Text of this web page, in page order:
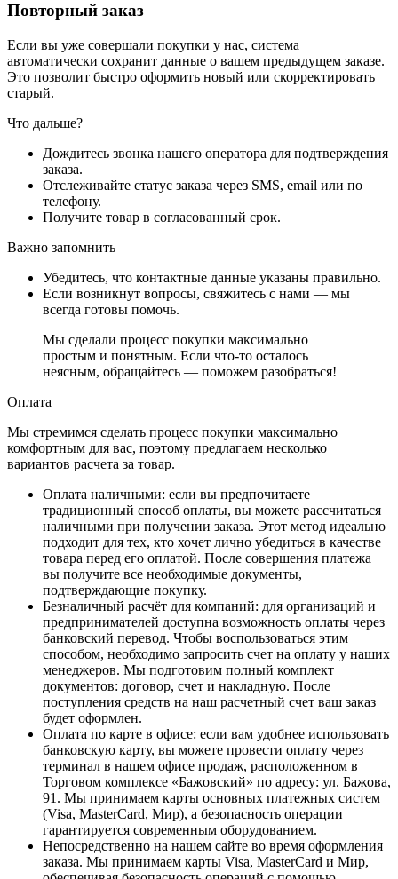
Повторный заказ
Если вы уже совершали покупки у нас, система
автоматически сохранит данные о вашем предыдущем заказе.
Это позволит быстро оформить новый или скорректировать
старый.
Что дальше?
Дождитесь звонка нашего оператора для подтверждения
заказа.
Отслеживайте статус заказа через SMS, email или по
телефону.
Получите товар в согласованный срок.
Важно запомнить
Убедитесь, что контактные данные указаны правильно.
Если возникнут вопросы, свяжитесь с нами — мы
всегда готовы помочь.
Мы сделали процесс покупки максимально
простым и понятным. Если что-то осталось
неясным, обращайтесь — поможем разобраться!
Оплата
Мы стремимся сделать процесс покупки максимально
комфортным для вас, поэтому предлагаем несколько
вариантов расчета за товар.
Оплата наличными: если вы предпочитаете
традиционный способ оплаты, вы можете рассчитаться
наличными при получении заказа. Этот метод идеально
подходит для тех, кто хочет лично убедиться в качестве
товара перед его оплатой. После совершения платежа
вы получите все необходимые документы,
подтверждающие покупку.
Безналичный расчёт для компаний: для организаций и
предпринимателей доступна возможность оплаты через
банковский перевод. Чтобы воспользоваться этим
способом, необходимо запросить счет на оплату у наших
менеджеров. Мы подготовим полный комплект
документов: договор, счет и накладную. После
поступления средств на наш расчетный счет ваш заказ
будет оформлен.
Оплата по карте в офисе: если вам удобнее использовать
банковскую карту, вы можете провести оплату через
терминал в нашем офисе продаж, расположенном в
Торговом комплексе «Бажовский» по адресу: ул. Бажова,
91. Мы принимаем карты основных платежных систем
(Visa, MasterCard, Мир), а безопасность операции
гарантируется современным оборудованием.
Непосредственно на нашем сайте во время оформления
заказа. Мы принимаем карты Visa, MasterCard и Мир,